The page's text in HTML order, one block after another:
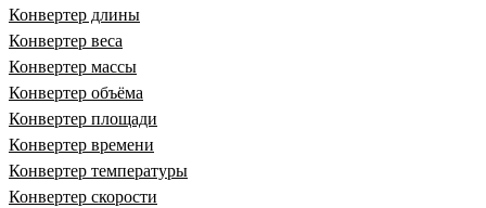
Конвертер длины
Конвертер веса
Конвертер массы
Конвертер объёма
Конвертер площади
Конвертер времени
Конвертер температуры
Конвертер скорости